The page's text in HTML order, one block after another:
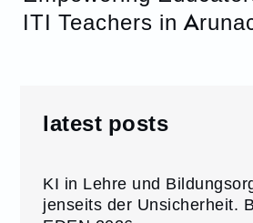
ITI Teachers in
latest posts
KI in Lehre und
jenseits der Unsicherheit.